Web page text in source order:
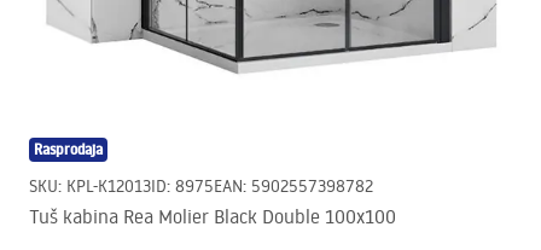
Rasprodaja
SKU: KPL-K12013ID: 8975EAN: 5902557398782
Tuš kabina Rea Molier Black Double 100x100